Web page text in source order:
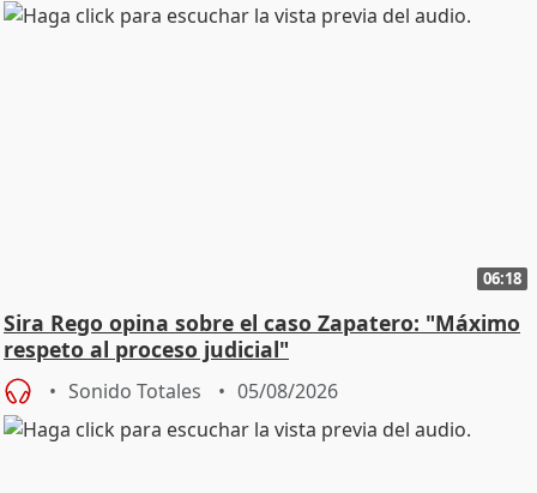
06:18
Sira Rego opina sobre el caso Zapatero: "Máximo
respeto al proceso judicial"
Sonido Totales 05/08/2026